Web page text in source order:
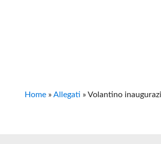
Home » Allegati » Volantino